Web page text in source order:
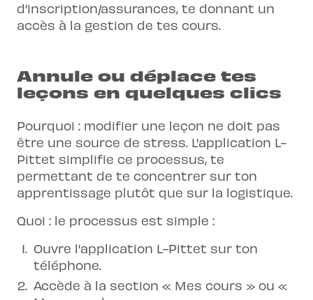
d'inscription/assurances, te donnant un
accès à la gestion de tes cours.
Annule ou déplace tes
leçons en quelques clics
Pourquoi : modifier une leçon ne doit pas
être une source de stress. L'application L-
Pittet simplifie ce processus, te
permettant de te concentrer sur ton
apprentissage plutôt que sur la logistique.
Quoi : le processus est simple :
Ouvre l'application L-Pittet sur ton
téléphone.
Accède à la section « Mes cours » ou «